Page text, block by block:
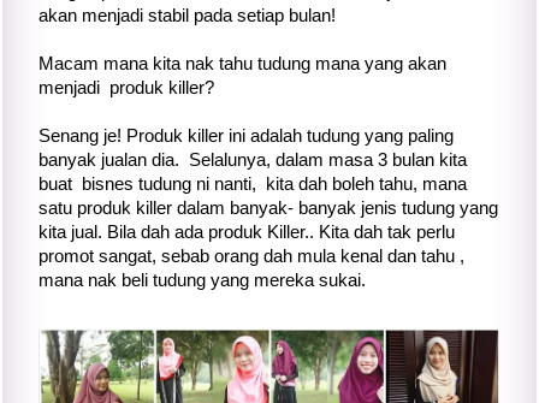
akan menjadi stabil pada setiap bulan!
Macam mana kita nak tahu tudung mana yang akan
menjadi produk killer?
Senang je! Produk killer ini adalah tudung yang paling
banyak jualan dia. Selalunya, dalam masa 3 bulan kita
buat bisnes tudung ni nanti, kita dah boleh tahu, mana
satu produk killer dalam banyak- banyak jenis tudung yang
kita jual. Bila dah ada produk Killer.. Kita dah tak perlu
promot sangat, sebab orang dah mula kenal dan tahu ,
mana nak beli tudung yang mereka sukai.